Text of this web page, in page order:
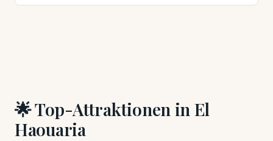
🌟 Top-Attraktionen in El
Haouaria